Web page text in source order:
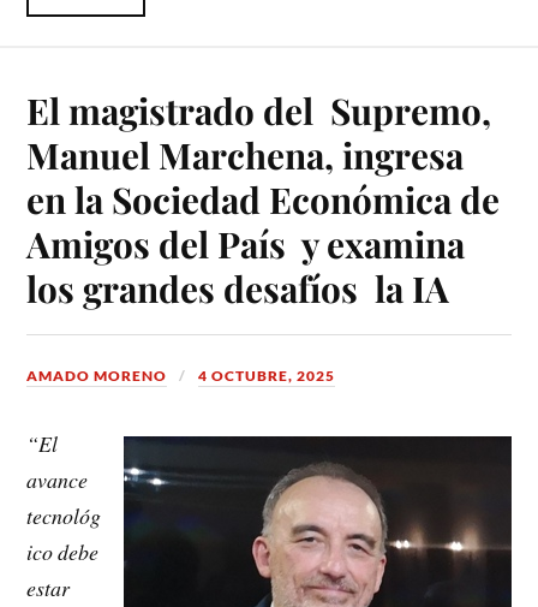
El magistrado del Supremo,
Manuel Marchena, ingresa
en la Sociedad Económica de
Amigos del País y examina
los grandes desafíos la IA
AMADO MORENO 4 OCTUBRE, 2025
“El
avance
tecnológ
ico debe
estar